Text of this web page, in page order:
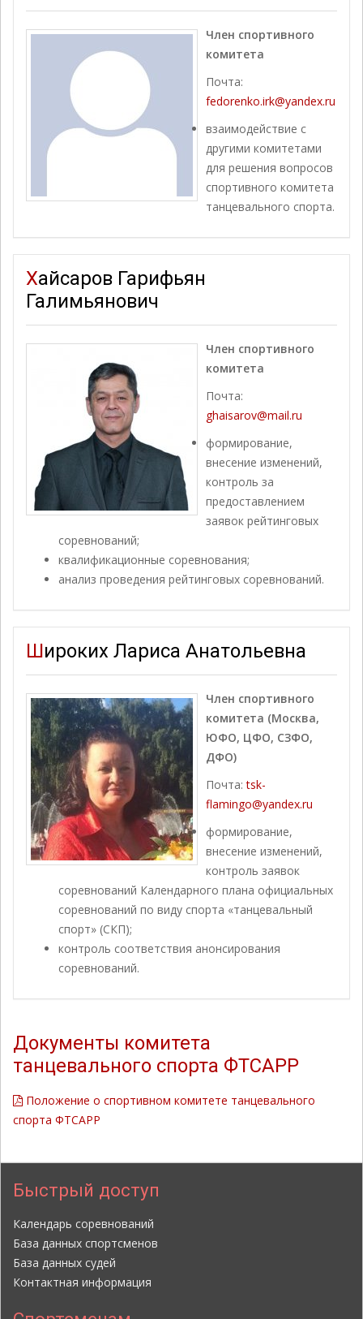
Член спортивного
комитета
Почта:
fedorenko.irk@yandex.ru
взаимодействие с
другими комитетами
для решения вопросов
спортивного комитета
танцевального спорта.
Хайсаров Гарифьян
Галимьянович
Член спортивного
комитета
Почта:
ghaisarov@mail.ru
формирование,
внесение изменений,
контроль за
предоставлением
заявок рейтинговых
соревнований;
квалификационные соревнования;
анализ проведения рейтинговых соревнований.
Широких Лариса Анатольевна
Член спортивного
комитета (Москва,
ЮФО, ЦФО, СЗФО,
ДФО)
Почта:tsk-
flamingo@yandex.ru
формирование,
внесение изменений,
контроль заявок
соревнований Календарного плана официальных
соревнований по виду спорта «танцевальный
спорт» (СКП);
контроль соответствия анонсирования
соревнований.
Документы комитета
танцевального спорта ФТСАРР
Положение о спортивном комитете танцевального
спорта ФТСАРР
Быстрый доступ
Календарь соревнований
База данных спортсменов
База данных судей
Контактная информация